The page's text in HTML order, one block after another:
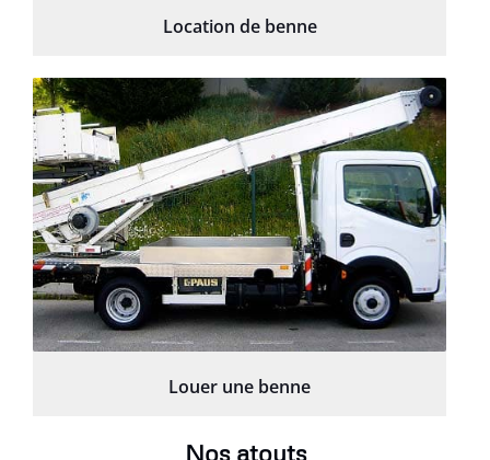
Location de benne
Louer une benne
Nos atouts